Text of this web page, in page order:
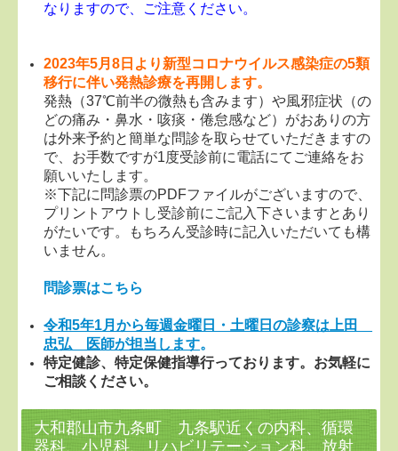
なりますので、ご注意ください。
2023年5月8日より新型コロナウイルス感染症の5類
移行に伴い発熱診療を再開します。
発熱（37℃前半の微熱も含みます）や風邪症状（の
どの痛み・鼻水・咳痰・倦怠感など）がおありの方
は外来予約と簡単な問診を取らせていただきますの
で、お手数ですが1度受診前に電話にてご連絡をお
願いいたします。
※下記に問診票のPDFファイルがございますので、
プリントアウトし受診前にご記入下さいますとあり
がたいです。もちろん受診時に記入いただいても構
いません。
問診票はこちら
令和5年1月から毎週金曜日・土曜日の診察は上田
忠弘 医師が担当します。
特定健診、特定保健指導行っております。お気軽に
ご相談ください。
大和郡山市九条町 九条駅近くの内科、循環
器科、小児科、リハビリテーション科、放射